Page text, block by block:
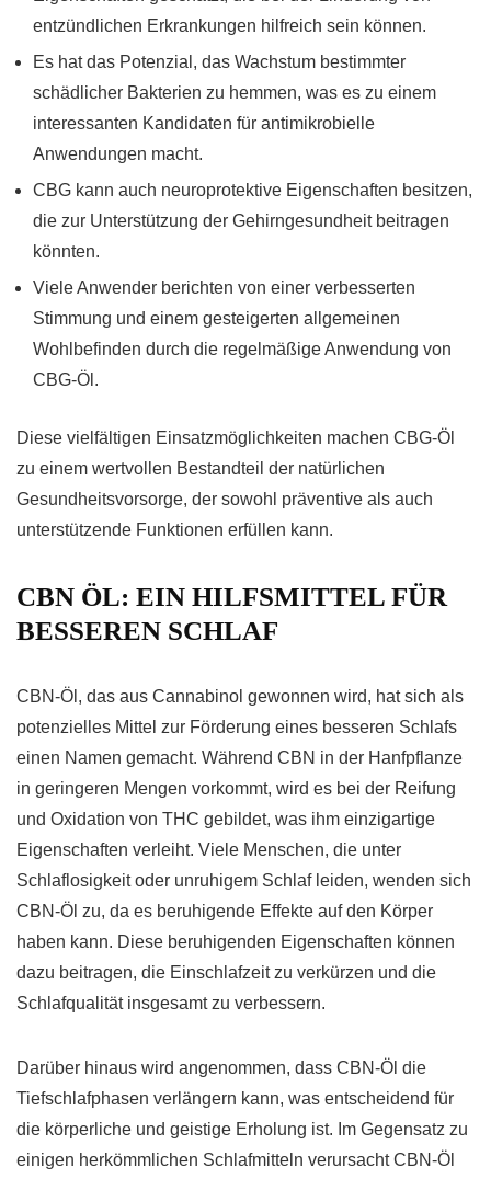
entzündlichen Erkrankungen hilfreich sein können.
Es hat das Potenzial, das Wachstum bestimmter
schädlicher Bakterien zu hemmen, was es zu einem
interessanten Kandidaten für antimikrobielle
Anwendungen macht.
CBG kann auch neuroprotektive Eigenschaften besitzen,
die zur Unterstützung der Gehirngesundheit beitragen
könnten.
Viele Anwender berichten von einer verbesserten
Stimmung und einem gesteigerten allgemeinen
Wohlbefinden durch die regelmäßige Anwendung von
CBG-Öl.
Diese vielfältigen Einsatzmöglichkeiten machen CBG-Öl
zu einem wertvollen Bestandteil der natürlichen
Gesundheitsvorsorge, der sowohl präventive als auch
unterstützende Funktionen erfüllen kann.
CBN ÖL: EIN HILFSMITTEL FÜR
BESSEREN SCHLAF
CBN-Öl, das aus Cannabinol gewonnen wird, hat sich als
potenzielles Mittel zur Förderung eines besseren Schlafs
einen Namen gemacht. Während CBN in der Hanfpflanze
in geringeren Mengen vorkommt, wird es bei der Reifung
und Oxidation von THC gebildet, was ihm einzigartige
Eigenschaften verleiht. Viele Menschen, die unter
Schlaflosigkeit oder unruhigem Schlaf leiden, wenden sich
CBN-Öl zu, da es beruhigende Effekte auf den Körper
haben kann. Diese beruhigenden Eigenschaften können
dazu beitragen, die Einschlafzeit zu verkürzen und die
Schlafqualität insgesamt zu verbessern.
Darüber hinaus wird angenommen, dass CBN-Öl die
Tiefschlafphasen verlängern kann, was entscheidend für
die körperliche und geistige Erholung ist. Im Gegensatz zu
einigen herkömmlichen Schlafmitteln verursacht CBN-Öl